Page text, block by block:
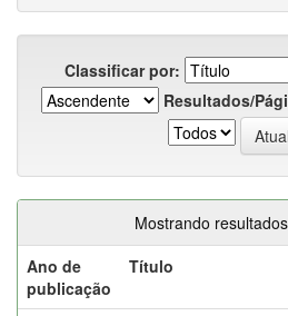
Classificar por:
Resultados/
Mostrando
Ano de
publicação
Título